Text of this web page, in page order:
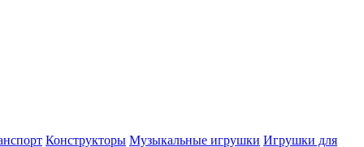
Конструкторы Музыкальные игрушки Игрушки для